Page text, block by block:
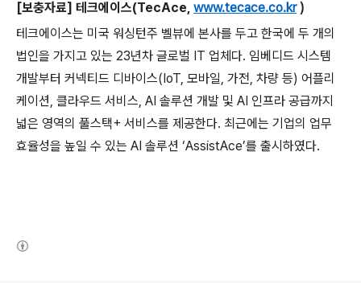
[보충자료] 테크에이스(TecAce, www.tecace.co.kr)
테크에이스는 미국 워싱턴주 벨뷰에 본사를 두고 한국에 두 개의
법인을 가지고 있는 23년차 글로벌 IT 업체다. 임베디드 시스템
개발부터 커넥티드 디바이스(IoT, 모바일, 가전, 차량 등) 어플리
케이션, 클라우드 서비스, AI 솔루션 개발 및 AI 인프라 공급까지
넓은 영역의 풀스택+ 서비스를 제공한다. 최근에는 기업의 업무
효율성을 높일 수 있는 AI 솔루션 ‘AssistAce’를 출시하였다.